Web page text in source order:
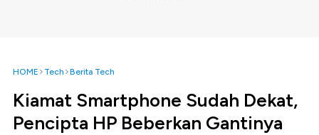
HOME Tech Berita Tech
Kiamat Smartphone Sudah Dekat,
Pencipta HP Beberkan Gantinya